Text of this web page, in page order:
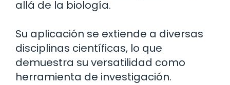
allá de la biología.
Su aplicación se extiende a diversas
disciplinas científicas, lo que
demuestra su versatilidad como
herramienta de investigación.